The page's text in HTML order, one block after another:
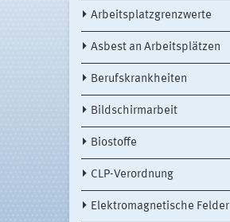
Arbeitsplatzgrenzwerte
Asbest an Arbeitsplätzen
Berufskrankheiten
Bildschirmarbeit
Biostoffe
CLP-Verordnung
Elektromagnetische Felder